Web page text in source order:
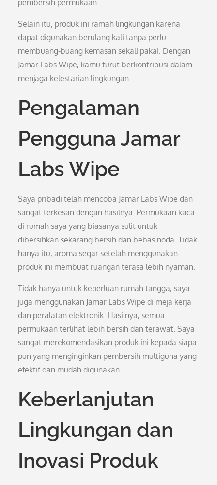
pembersih permukaan.
Selain itu, produk ini ramah lingkungan karena
dapat digunakan berulang kali tanpa perlu
membuang-buang kemasan sekali pakai. Dengan
Jamar Labs Wipe, kamu turut berkontribusi dalam
menjaga kelestarian lingkungan.
Pengalaman
Pengguna Jamar
Labs Wipe
Saya pribadi telah mencoba Jamar Labs Wipe dan
sangat terkesan dengan hasilnya. Permukaan kaca
di rumah saya yang biasanya sulit untuk
dibersihkan sekarang bersih dan bebas noda. Tidak
hanya itu, aroma segar setelah menggunakan
produk ini membuat ruangan terasa lebih nyaman.
Tidak hanya untuk keperluan rumah tangga, saya
juga menggunakan Jamar Labs Wipe di meja kerja
dan peralatan elektronik. Hasilnya, semua
permukaan terlihat lebih bersih dan terawat. Saya
sangat merekomendasikan produk ini kepada siapa
pun yang menginginkan pembersih multiguna yang
efektif dan mudah digunakan.
Keberlanjutan
Lingkungan dan
Inovasi Produk